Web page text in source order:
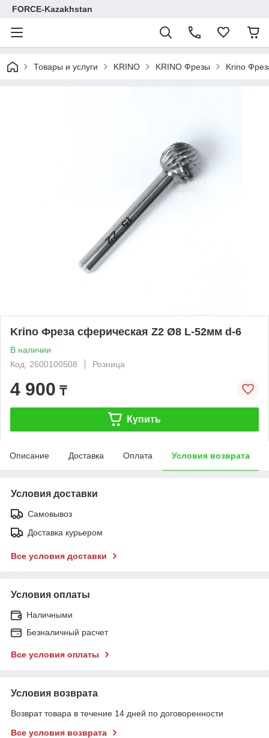
FORCE-Kazakhstan
Товары и услуги KRINO KRINO Фрезы Krino
Krino Фреза сферическая Z2 Ø8 L-52мм d-6
В наличии
Код: 2600100508
Розница
4 900 ₸
Купить
Описание Доставка Оплата Условия возврата
Условия доставки
Самовывоз
Доставка курьером
Все условия доставки
Условия оплаты
Наличными
Безналичный расчет
Все условия оплаты
Условия возврата
Возврат товара в течение 14 дней по договоренности
Все условия возврата